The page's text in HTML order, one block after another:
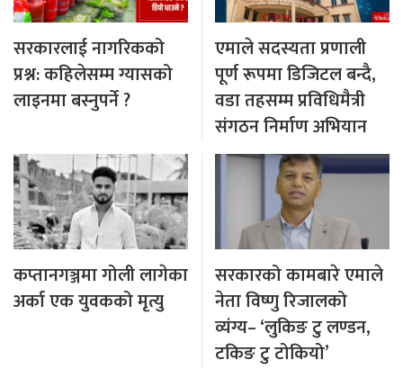
सरकारलाई नागरिकको
प्रश्न: कहिलेसम्म ग्यासको
लाइनमा बस्नुपर्ने ?
एमाले सदस्यता प्रणाली
पूर्ण रूपमा डिजिटल बन्दै,
वडा तहसम्म प्रविधिमैत्री
संगठन निर्माण अभियान
कप्तानगञ्जमा गोली लागेका
अर्का एक युवकको मृत्यु
सरकारको कामबारे एमाले
नेता विष्णु रिजालको
व्यंग्य– ‘लुकिङ टु लण्डन,
टकिङ टु टोकियो’